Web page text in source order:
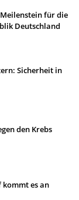
für die
Deutschland
Sicherheit in
den Krebs
kommt es an